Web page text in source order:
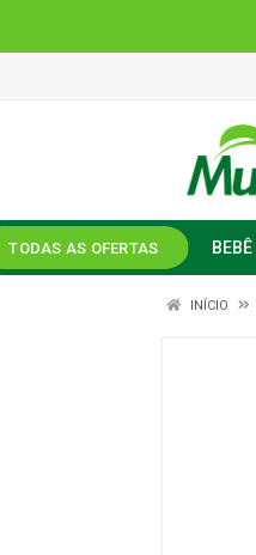
TODAS AS OFERTAS BEBÊ
INÍCIO